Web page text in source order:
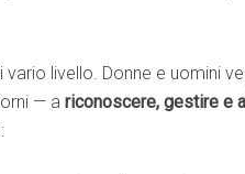
livello. Donne e uomini
— a riconoscere, gestire e